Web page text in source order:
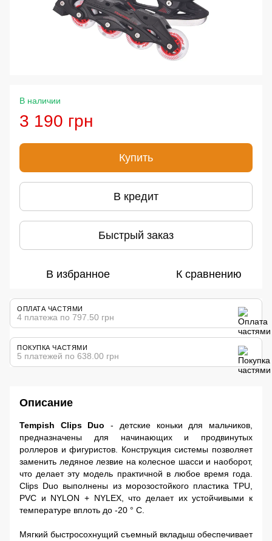
В наличии
3 190 грн
Купить
В кредит
Быстрый заказ
В избранное К сравнению
ОПЛАТА ЧАСТЯМИ
4 платежа по 797.50 грн
ПОКУПКА ЧАСТЯМИ
5 платежей по 638.00 грн
Описание
Tempish Clips Duo - детские коньки для мальчиков,
предназначены для начинающих и продвинутых
роллеров и фигуристов. Конструкция системы позволяет
заменить ледяное лезвие на колесное шасси и наоборот,
что делает эту модель практичной в любое время года.
Clips Duo выполнены из морозостойкого пластика TPU,
PVC и NYLON + NYLEX, что делает их устойчивыми к
температуре вплоть до -20 ° C.
Мягкий быстросохнущий съемный вкладыш обеспечивает